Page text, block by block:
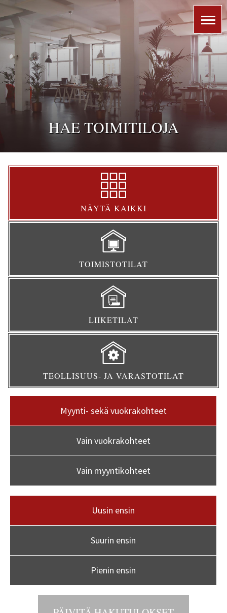
HAE TOIMITILOJA
NÄYTÄ KAIKKI
TOIMISTOTILAT
LIIKETILAT
TEOLLISUUS- JA VARASTOTILAT
Myynti- sekä vuokrakohteet
Vain vuokrakohteet
Vain myyntikohteet
Uusin ensin
Suurin ensin
Pienin ensin